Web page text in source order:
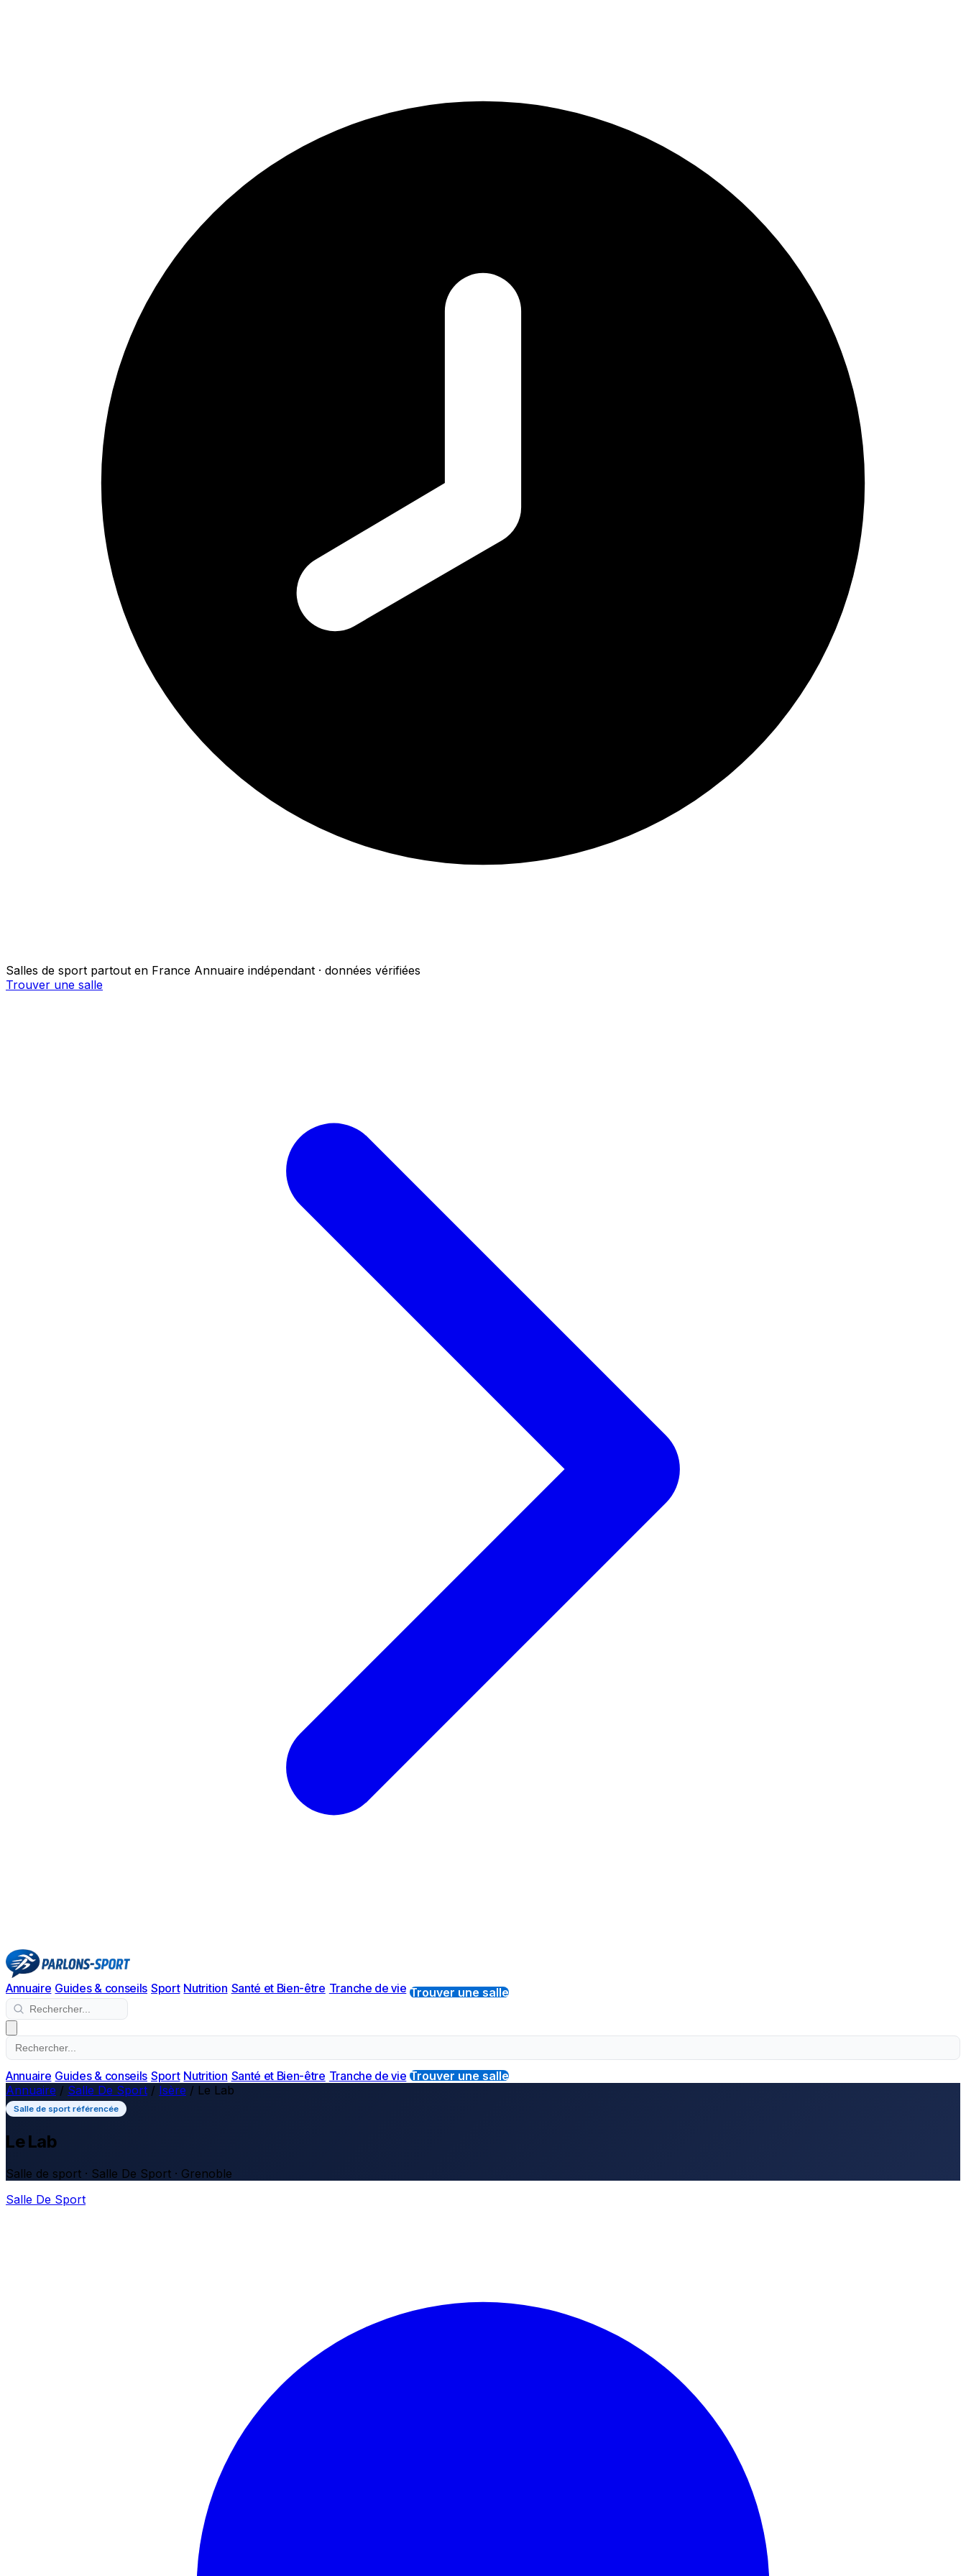
Salles de sport partout en France Annuaire indépendant · données vérifiées
Trouver une salle
Annuaire Guides & conseils Sport Nutrition Santé et Bien-être Tranche de vie Trouver une salle
Annuaire Guides & conseils Sport Nutrition Santé et Bien-être Tranche de vie Trouver une salle
Annuaire / Salle De Sport / Isère / Le Lab
Salle de sport référencée
Le Lab
Salle de sport · Salle De Sport · Grenoble
Salle De Sport